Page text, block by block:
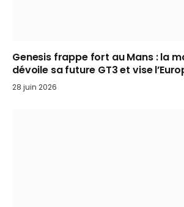
Genesis frappe fort au Mans : la
dévoile sa future GT3 et vise
28 juin 2026